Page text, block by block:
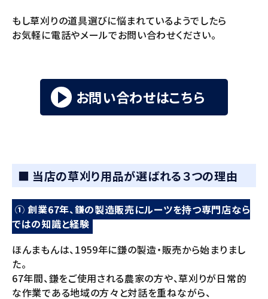
もし草刈りの道具選びに悩まれているようでしたら
お気軽に電話やメールでお問い合わせください。
お問い合わせはこちら
■ 当店の草刈り用品が選ばれる３つの理由
① 創業67年、鎌の製造販売にルーツを持つ専門店なら
ではの知識と経験
ほんまもんは、1959年に鎌の製造・販売から始まりまし
た。
67年間、鎌をご使用される農家の方や、草刈りが日常的
な作業である地域の方々と対話を重ねながら、